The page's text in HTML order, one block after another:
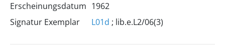
Erscheinungsdatum 1962
Signatur Exemplar
L01d ; lib.e.L2/06(3)